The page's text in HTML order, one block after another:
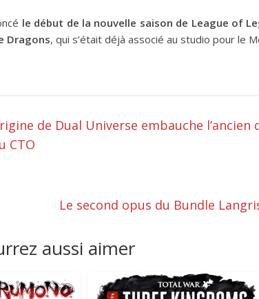
le début de la nouvelle saison de League of
Dragons, qui s’était déjà associé au studio pour le
de Dual Universe embauche
CTO
Le second opus du Bundle
aussi aimer